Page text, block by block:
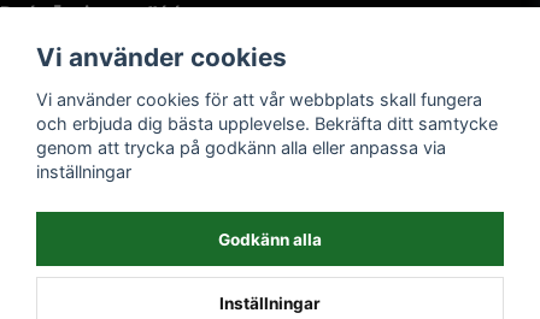
Betalningssätt
Vi använder cookies
Vi använder cookies för att vår webbplats skall fungera
och erbjuda dig bästa upplevelse. Bekräfta ditt samtycke
genom att trycka på godkänn alla eller anpassa via
inställningar
Godkänn alla
Inställningar